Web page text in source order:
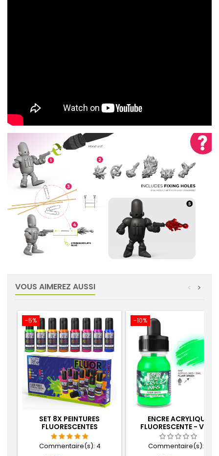
VOUS AIMEREZ AUSSI >
<
-5%
SET 8X PEINTURES
FLUORESCENTES
Commentaire(s): 4
-10%
ENCRE ACRYLIQUE
FLUORESCENTE - VERT
Commentaire(s):